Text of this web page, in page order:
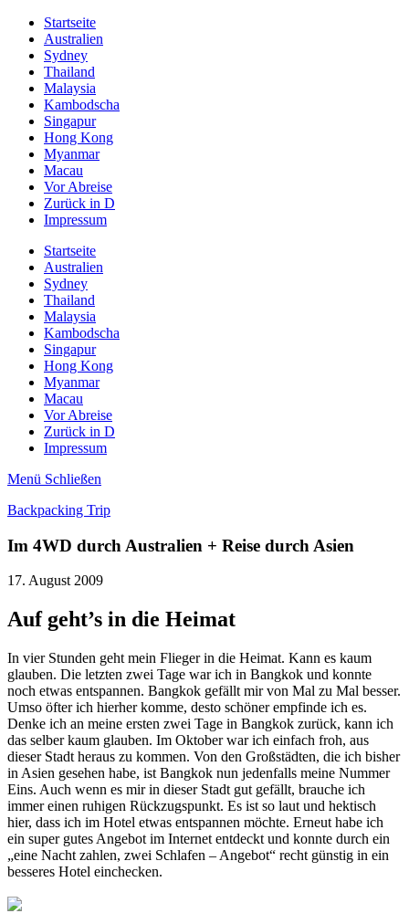
Startseite
Australien
Sydney
Thailand
Malaysia
Kambodscha
Singapur
Hong Kong
Myanmar
Macau
Vor Abreise
Zurück in D
Impressum
Startseite
Australien
Sydney
Thailand
Malaysia
Kambodscha
Singapur
Hong Kong
Myanmar
Macau
Vor Abreise
Zurück in D
Impressum
Menü Schließen
Backpacking Trip
Im 4WD durch Australien + Reise durch Asien
17. August 2009
Auf geht’s in die Heimat
In vier Stunden geht mein Flieger in die Heimat. Kann es kaum
glauben. Die letzten zwei Tage war ich in Bangkok und konnte
noch etwas entspannen. Bangkok gefällt mir von Mal zu Mal besser.
Umso öfter ich hierher komme, desto schöner empfinde ich es.
Denke ich an meine ersten zwei Tage in Bangkok zurück, kann ich
das selber kaum glauben. Im Oktober war ich einfach froh, aus
dieser Stadt heraus zu kommen. Von den Großstädten, die ich bisher
in Asien gesehen habe, ist Bangkok nun jedenfalls meine Nummer
Eins. Auch wenn es mir in dieser Stadt gut gefällt, brauche ich
immer einen ruhigen Rückzugspunkt. Es ist so laut und hektisch
hier, dass ich im Hotel etwas entspannen möchte. Erneut habe ich
ein super gutes Angebot im Internet entdeckt und konnte durch ein
„eine Nacht zahlen, zwei Schlafen – Angebot“ recht günstig in ein
besseres Hotel einchecken.